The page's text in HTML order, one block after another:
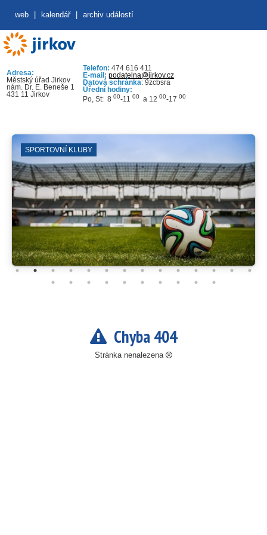
web kalendář archiv událostí
Adresa:
Městský úřad Jirkov
nám. Dr. E. Beneše 1
431 11 Jirkov
Telefon: 474 616 411
E-mail: podatelna@jirkov.cz
Datová schránka: 9zcbsra
Úřední hodiny:
Po, St: 8 00-11 00 a 12 00-17 00
KLUBY
Chyba 404
Stránka nenalezena